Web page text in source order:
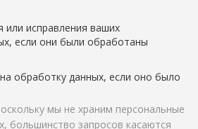
или исправления ваших
если они были обработаны
обработку данных, если оно было
мы не храним персональные
большинство запросов касаются